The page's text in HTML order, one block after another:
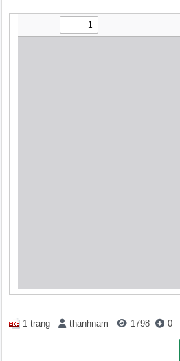
1 trang thanhnam 1798 0